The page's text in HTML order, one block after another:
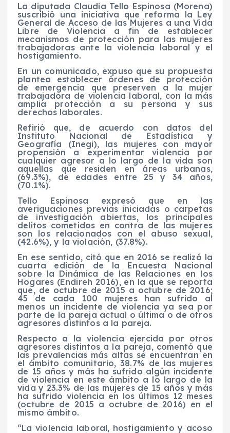
La diputada Claudia Tello Espinosa (Morena)
suscribió una iniciativa que reforma la Ley
General de Acceso de las Mujeres a una Vida
Libre de Violencia a fin de establecer
mecanismos de protección para las mujeres
trabajadoras ante la violencia laboral y el
hostigamiento.
En un comunicado, expuso que su propuesta
plantea establecer órdenes de protección
de emergencia que preserven a la mujer
trabajadora de violencia laboral, con la más
amplia protección a su persona y sus
derechos laborales.
Refirió que, de acuerdo con datos del
Instituto Nacional de Estadística y
Geografía (Inegi), las mujeres con mayor
propensión a experimentar violencia por
cualquier agresor a lo largo de la vida son
aquellas que residen en áreas urbanas,
(69.3%), de edades entre 25 y 34 años,
(70.1%).
Tello Espinosa expresó que en las
averiguaciones previas iniciadas o carpetas
de investigación abiertas, los principales
delitos cometidos en contra de las mujeres
son los relacionados con el abuso sexual,
(42.6%), y la violación, (37.8%).
En ese sentido, citó que en 2016 se realizó la
cuarta edición de la Encuesta Nacional
sobre la Dinámica de las Relaciones en los
Hogares (Endireh 2016), en la que se reporta
que, de octubre de 2015 a octubre de 2016;
45 de cada 100 mujeres han sufrido al
menos un incidente de violencia ya sea por
parte de la pareja actual o última o de otros
agresores distintos a la pareja.
Respecto a la violencia ejercida por otros
agresores distintos a la pareja, comentó que
las prevalencias más altas se encuentran en
el ámbito comunitario, 38.7% de las mujeres
de 15 años y más ha sufrido algún incidente
de violencia en este ámbito a lo largo de la
vida y 23.3% de las mujeres de 15 años y más
ha sufrido violencia en los últimos 12 meses
(octubre de 2015 a octubre de 2016) en el
mismo ámbito.
“La violencia laboral, hostigamiento y acoso